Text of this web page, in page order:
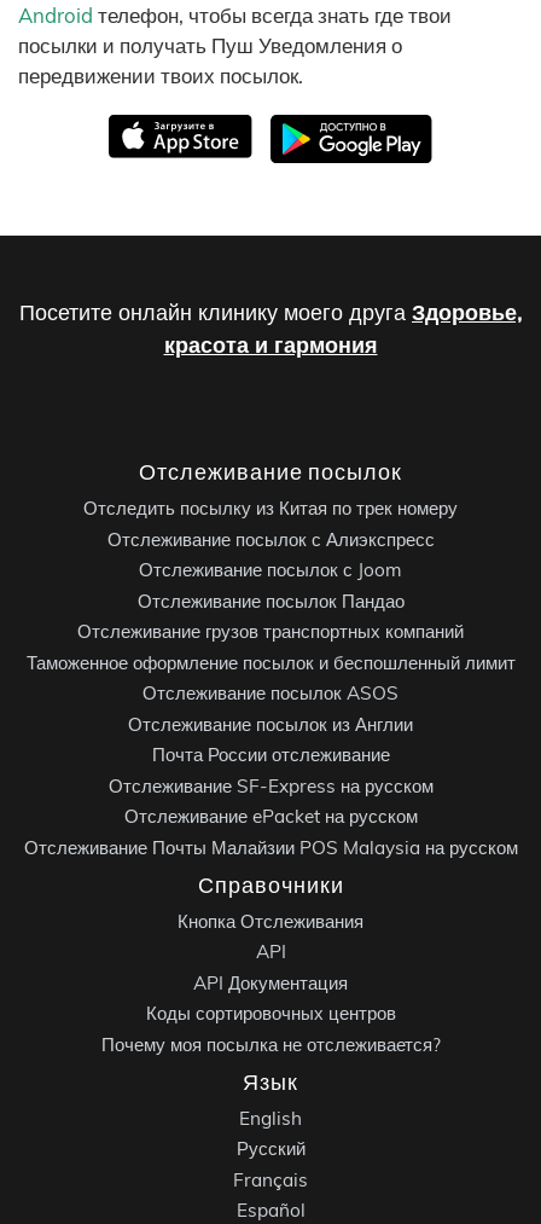
Android телефон, чтобы всегда знать где твои
посылки и получать Пуш Уведомления о
передвижении твоих посылок.
Посетите онлайн клинику моего друга Здоровье,
красота и гармония
Отслеживание посылок
Отследить посылку из Китая по трек номеру
Отслеживание посылок с Алиэкспресс
Отслеживание посылок с Joom
Отслеживание посылок Пандао
Отслеживание грузов транспортных компаний
Таможенное оформление посылок и беспошленный лимит
Отслеживание посылок ASOS
Отслеживание посылок из Англии
Почта России отслеживание
Отслеживание SF-Express на русском
Отслеживание ePacket на русском
Отслеживание Почты Малайзии POS Malaysia на русском
Справочники
Кнопка Отслеживания
API
API Документация
Коды сортировочных центров
Почему моя посылка не отслеживается?
Язык
English
Русский
Français
Español